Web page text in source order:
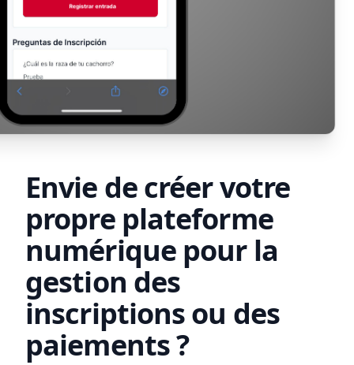
Envie de créer votre
propre plateforme
numérique pour la
gestion des
inscriptions ou des
paiements ?